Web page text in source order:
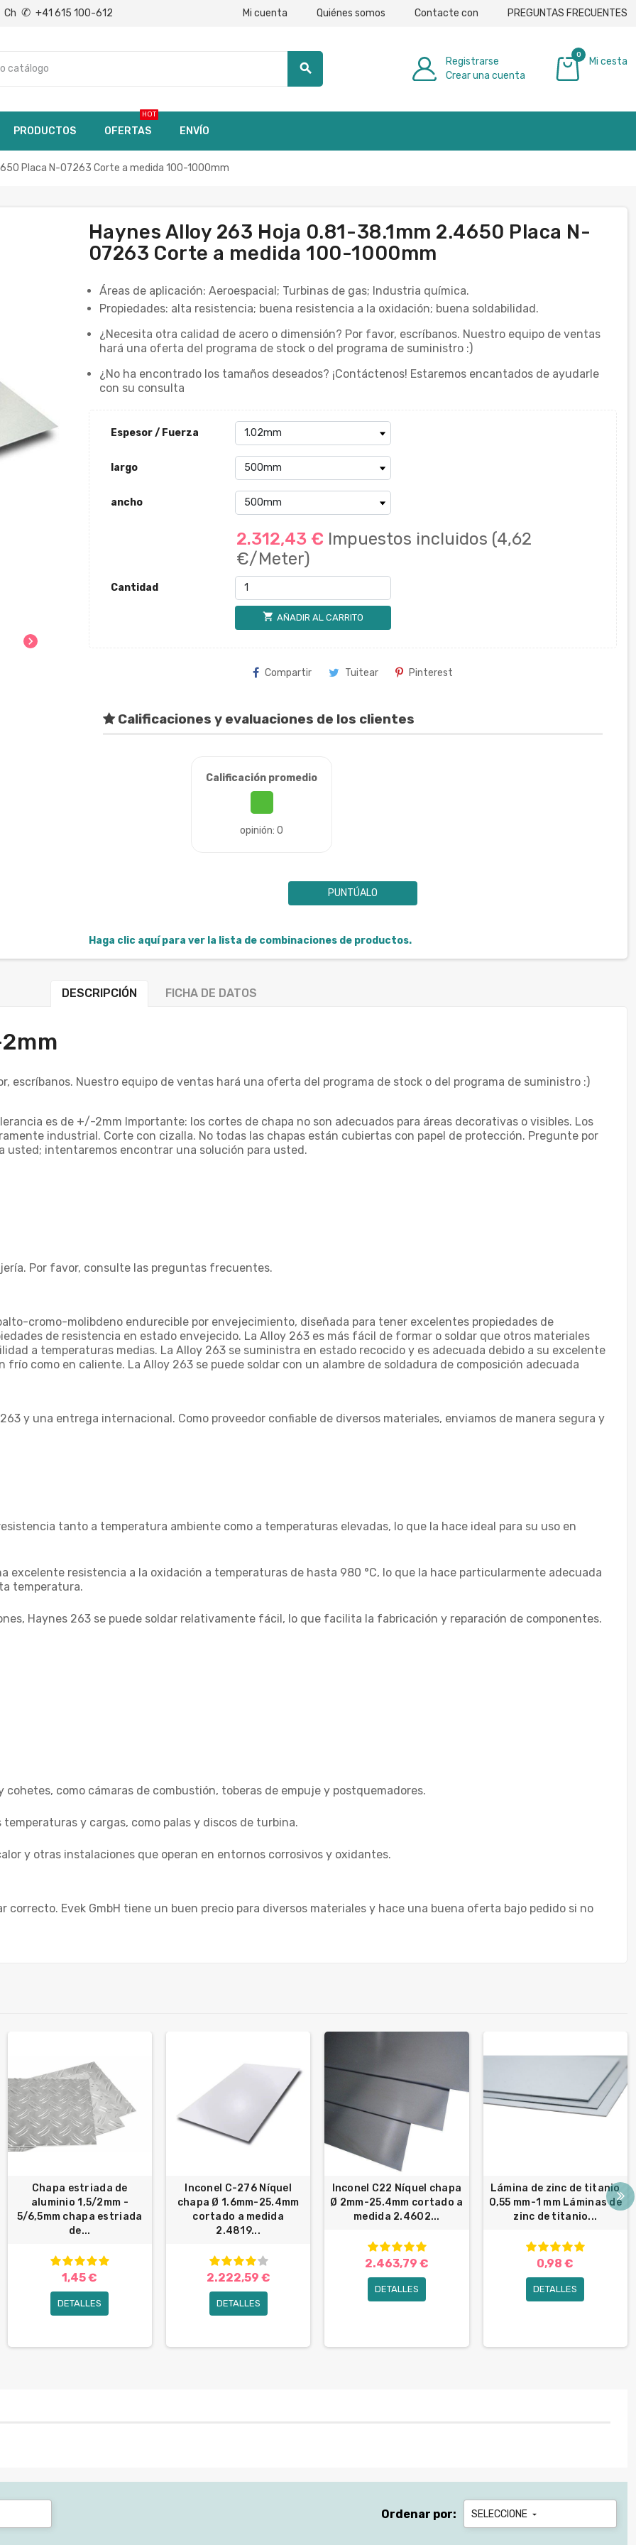
Ch ✆ +41 615 100-612 Mi cuenta Quiénes somos Contacte con PREGUNTAS FRECUENTES
search
Registrarse
Crear una cuenta
0
Mi cesta
PRODUCTOS OFERTAS
HOT
ENVÍO
Placa N-07263 Corte a medida 100-1000mm
chevron_right
Haynes Alloy 263 Hoja 0.81-38.1mm 2.4650 Placa N-
07263 Corte a medida 100-1000mm
Áreas de aplicación: Aeroespacial; Turbinas de gas; Industria química.
Propiedades: alta resistencia; buena resistencia a la oxidación; buena soldabilidad.
¿Necesita otra calidad de acero o dimensión? Por favor, escríbanos. Nuestro equipo de ventas
hará una oferta del programa de stock o del programa de suministro :)
¿No ha encontrado los tamaños deseados? ¡Contáctenos! Estaremos encantados de ayudarle
con su consulta
Espesor / Fuerza
largo
ancho
2.312,43 € Impuestos incluidos (4,62
€/Meter)
Cantidad
shopping_cart AÑADIR AL CARRITO
Compartir Tuitear Pinterest
Calificaciones y evaluaciones de los clientes
Calificación promedio
opinión: 0
PUNTÚALO
Haga clic aquí para ver la lista de combinaciones de productos.
DESCRIPCIÓN FICHA DE DATOS
escríbanos. Nuestro equipo de ventas hará una oferta del programa de stock o del programa de suministro :)
es de +/-2mm Importante: los cortes de chapa no son adecuados para áreas decorativas o visibles. Los
industrial. Corte con cizalla. No todas las chapas están cubiertas con papel de protección. Pregunte por
usted; intentaremos encontrar una solución para usted.
Por favor, consulte las preguntas frecuentes.
cromo-molibdeno endurecible por envejecimiento, diseñada para tener excelentes propiedades de
de resistencia en estado envejecido. La Alloy 263 es más fácil de formar o soldar que otros materiales
a temperaturas medias. La Alloy 263 se suministra en estado recocido y es adecuada debido a su excelente
como en caliente. La Alloy 263 se puede soldar con un alambre de soldadura de composición adecuada
y una entrega internacional. Como proveedor confiable de diversos materiales, enviamos de manera segura y
tanto a temperatura ambiente como a temperaturas elevadas, lo que la hace ideal para su uso en
excelente resistencia a la oxidación a temperaturas de hasta 980 °C, lo que la hace particularmente adecuada
temperatura.
Haynes 263 se puede soldar relativamente fácil, lo que facilita la fabricación y reparación de componentes.
como cámaras de combustión, toberas de empuje y postquemadores.
y cargas, como palas y discos de turbina.
y otras instalaciones que operan en entornos corrosivos y oxidantes.
correcto. Evek GmbH tiene un buen precio para diversos materiales y hace una buena oferta bajo pedido si no
Chapa estriada de
aluminio 1,5/2mm -
5/6,5mm chapa estriada
de...
1,45 €
DETALLES
Inconel C-276 Níquel
chapa Ø 1.6mm-25.4mm
cortado a medida
2.4819...
2.222,59 €
DETALLES
Inconel C22 Níquel chapa
Ø 2mm-25.4mm cortado a
medida 2.4602...
2.463,79 €
DETALLES
Lámina de zinc de titanio
0,55 mm-1 mm Láminas de
zinc de titanio...
0,98 €
DETALLES
Ordenar por: SELECCIONE 